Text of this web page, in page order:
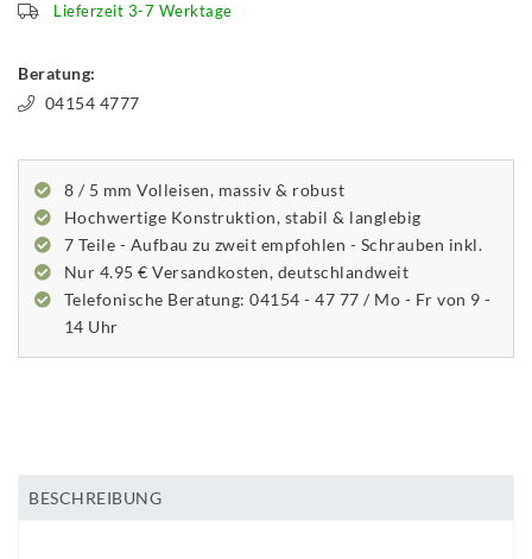
Lieferzeit 3-7 Werktage
Beratung:
04154 4777
8 / 5 mm Volleisen, massiv & robust
Hochwertige Konstruktion, stabil & langlebig
7 Teile - Aufbau zu zweit empfohlen - Schrauben inkl.
Nur 4.95 € Versandkosten, deutschlandweit
Telefonische Beratung: 04154 - 47 77 / Mo - Fr von 9 -
14 Uhr
BESCHREIBUNG